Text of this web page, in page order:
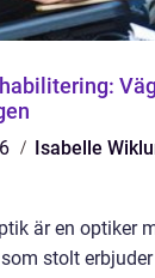
Isabelle
är en optiker
stolt